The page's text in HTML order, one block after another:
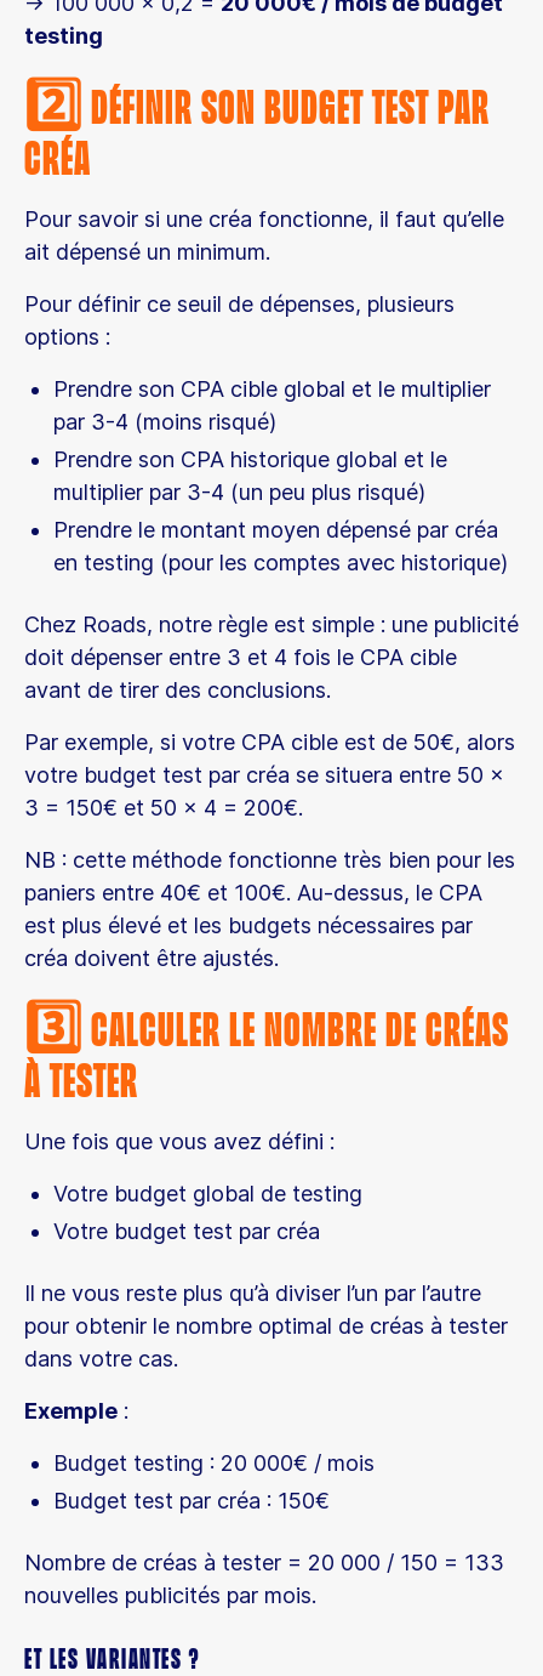
testing
2️⃣ Définir son budget test par
créa
Pour savoir si une créa fonctionne, il faut qu’elle
ait dépensé un minimum.
Pour définir ce seuil de dépenses, plusieurs
options :
Prendre son CPA cible global et le multiplier
par 3-4 (moins risqué)
Prendre son CPA historique global et le
multiplier par 3-4 (un peu plus risqué)
Prendre le montant moyen dépensé par créa
en testing (pour les comptes avec historique)
Chez Roads, notre règle est simple : une publicité
doit dépenser entre 3 et 4 fois le CPA cible
avant de tirer des conclusions.
Par exemple, si votre CPA cible est de 50€, alors
votre budget test par créa se situera entre 50 x
3 = 150€ et 50 x 4 = 200€.
NB : cette méthode fonctionne très bien pour les
paniers entre 40€ et 100€. Au-dessus, le CPA
est plus élevé et les budgets nécessaires par
créa doivent être ajustés.
3️⃣ Calculer le nombre de créas
à tester
Une fois que vous avez défini :
Votre budget global de testing
Votre budget test par créa
Il ne vous reste plus qu’à diviser l’un par l’autre
pour obtenir le nombre optimal de créas à tester
dans votre cas.
Exemple :
Budget testing : 20 000€ / mois
Budget test par créa : 150€
Nombre de créas à tester = 20 000 / 150 = 133
nouvelles publicités par mois.
Et les variantes ?